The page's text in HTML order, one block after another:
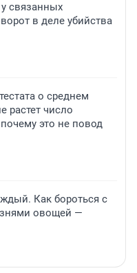
связанных
в деле убийства
о среднем
растет число
это не повод
Как бороться с
овощей —